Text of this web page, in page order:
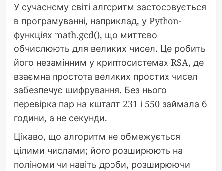
У сучасному світі алгоритм застосовується
в програмуванні, наприклад, у Python-
функціях math.gcd(), що миттєво
обчислюють для великих чисел. Це робить
його незамінним у криптосистемах RSA, де
взаємна простота великих простих чисел
забезпечує шифрування. Без нього
перевірка пар на кшталт 231 і 550 займала б
години, а не секунди.
Цікаво, що алгоритм не обмежується
цілими числами; його розширюють на
поліноми чи навіть дроби, розширюючи